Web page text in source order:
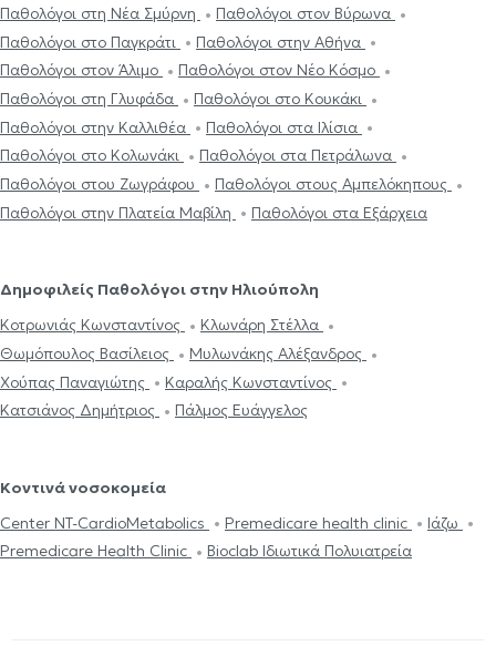
Παθολόγοι στη Νέα Σμύρνη
Παθολόγοι στον Βύρωνα
Παθολόγοι στο Παγκράτι
Παθολόγοι στην Αθήνα
Παθολόγοι στον Άλιμο
Παθολόγοι στον Νέο Κόσμο
Παθολόγοι στη Γλυφάδα
Παθολόγοι στο Κουκάκι
Παθολόγοι στην Καλλιθέα
Παθολόγοι στα Ιλίσια
Παθολόγοι στο Κολωνάκι
Παθολόγοι στα Πετράλωνα
Παθολόγοι στου Ζωγράφου
Παθολόγοι στους Αμπελόκηπους
Παθολόγοι στην Πλατεία Μαβίλη
Παθολόγοι στα Εξάρχεια
Δημοφιλείς Παθολόγοι στην Ηλιούπολη
Κοτρωνιάς Κωνσταντίνος
Κλωνάρη Στέλλα
Θωμόπουλος Βασίλειος
Μυλωνάκης Αλέξανδρος
Χούπας Παναγιώτης
Καραλής Κωνσταντίνος
Κατσιάνος Δημήτριος
Πάλμος Ευάγγελος
Κοντινά νοσοκομεία
Center NT-CardioMetabolics
Premedicare health clinic
Ιάζω
Premedicare Health Clinic
Bioclab Ιδιωτικά Πολυιατρεία